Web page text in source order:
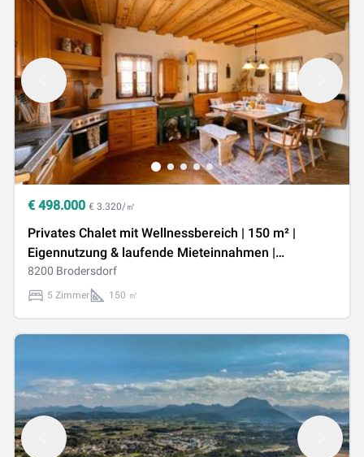
€ 498.000 € 3.320/㎡
Privates Chalet mit Wellnessbereich | 150 m² |
Eigennutzung & laufende Mieteinnahmen |
Brodersdorf, Stmk
8200 Brodersdorf
5 Zimmer 150 ㎡